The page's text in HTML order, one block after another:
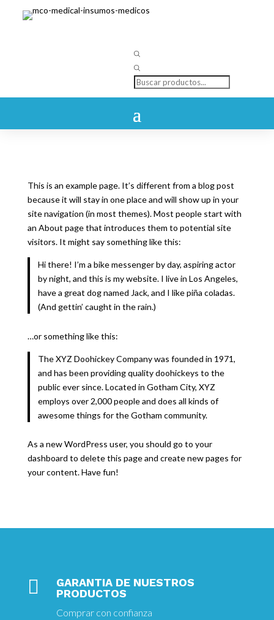
Búsqueda
de
This is an example page. It’s different from a blog post
because it will stay in one place and will show up in your
site navigation (in most themes). Most people start with
an About page that introduces them to potential site
visitors. It might say something like this:
Hi there! I’m a bike messenger by day, aspiring actor
by night, and this is my website. I live in Los Angeles,
have a great dog named Jack, and I like piña coladas.
(And gettin’ caught in the rain.)
…or something like this:
The XYZ Doohickey Company was founded in 1971,
and has been providing quality doohickeys to the
public ever since. Located in Gotham City, XYZ
employs over 2,000 people and does all kinds of
awesome things for the Gotham community.
As a new WordPress user, you should go to your
dashboard to delete this page and create new pages for
your content. Have fun!

GARANTIA DE NUESTROS
PRODUCTOS
Comprar con confianza